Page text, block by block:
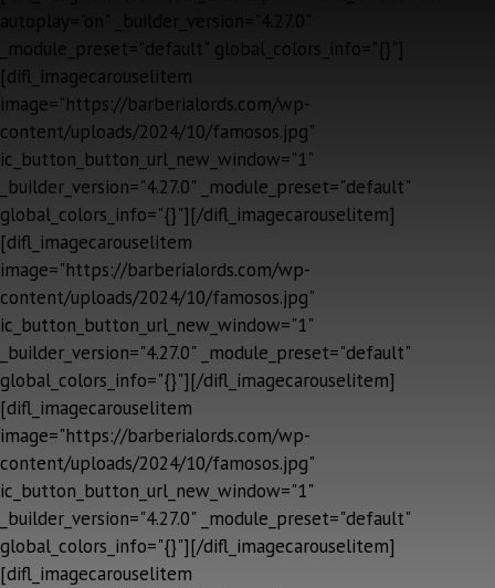
_module_preset="default" global_colors_info="{}"]
[difl_imagecarouselitem
image="https://barberialords.com/wp-
content/uploads/2024/10/famosos.jpg"
ic_button_button_url_new_window="1"
_builder_version="4.27.0" _module_preset="default"
global_colors_info="{}"][/difl_imagecarouselitem]
[difl_imagecarouselitem
image="https://barberialords.com/wp-
content/uploads/2024/10/famosos.jpg"
ic_button_button_url_new_window="1"
_builder_version="4.27.0" _module_preset="default"
global_colors_info="{}"][/difl_imagecarouselitem]
[difl_imagecarouselitem
image="https://barberialords.com/wp-
content/uploads/2024/10/famosos.jpg"
ic_button_button_url_new_window="1"
_builder_version="4.27.0" _module_preset="default"
global_colors_info="{}"][/difl_imagecarouselitem]
[difl_imagecarouselitem